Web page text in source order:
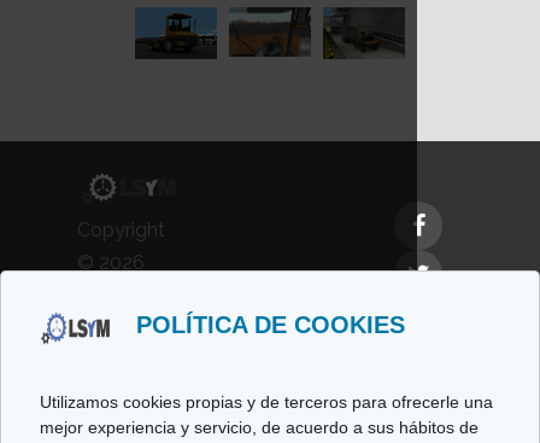
POLÍTICA DE COOKIES
Utilizamos cookies propias y de terceros para ofrecerle una
mejor experiencia y servicio, de acuerdo a sus hábitos de
Copyright
© 2026
Laboratorio
Simulación
y